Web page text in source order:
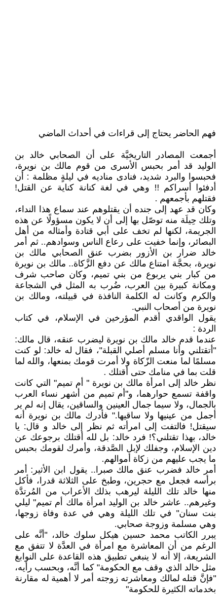
فهم الحاضر يحتاج إلى قراءات في أحداث الماضي
أجمعت المصادر التاريخيَّة على أن الصحابي خالد بن
الوليد قد أمر بحبس الأسرى من قوم مالك بن نويرة،
فحبسوا والبرد شديد، فنادى مناديه في ليلةٍ مظلمة : أن
أدفئوا أسراكم !! وهي في لغة كنانة كناية عن القتل!
فقتلهم بأجمعهم .
وكان قد عهد إلى جنده أن يقتلوهم عند سماع هذا النداء،
وتلك حِيلَة منه توصّل بها إلى أن لا يكون مسؤولًا عن هذه
الجريمة، لكنها لم تخف على أبي قتادة وأمثاله من أهل
البصائر، وإنما خفيت على رعاع الناس وسوادهم.. ثم أمر
خالد ضرار بن الأزور بضرب عنق الصحابي مالك بن
نويرة، بحجَّة امتناع مالك عن دفع الزَّكاة.. مالك بن نويرة
من كبار بني يربوع من بني تميم، وكان صاحب شرف
ومكانة كبيرة بين العرب، ضُرب به المثل في الشجاعة
والكرم وكانت له الكلمة النافذة في قبيلته، ومالك بن
نويرة من أصحاب النبي.
يقول الواقدي أقدم المؤرخين في الإسلام، في كتاب
الردة :
عندما قدم خالد مالك بن نويرة ليضرب عنقه، قال مالك:
"أتقتلني وأنا مسلم أصلي القبلة"، فقال له خالد: لو كنت
مسلمًا لما منعت الزّكاة ولا أمرت قومك بمنعها، والله لما
قلت بما في منامك حتى أقتلك .
نظر خالد إلى امرأة مالك بن نويرة " أم تميم" التي كانت
واقفة تسمع حوارهما، و"أم تميم من أشهر نساء العرب
بالجمال، ولا سيما جمال العينين والساقين، يقال إنه لم ير
أجمل من عينيها ولا ساقيها." فأدرك مالك بن نويرة أنه
سيقتل! فالتفت إلى امرأته ثم نظر إلى خالد و قال: يا
خالد، بهذا تقتلني؟! فرد خالد: بل لله أقتلك برجوعك عن
دين الإسلام، وجفلك لإبل الصَّدقة، وأمرك لقومك بحبس
ما يجب عليهم من زكاة أموالهم.
أمر خالد فضرب عنق مالك صبرا.. يقول ابن الأثير: أمر
برأسه فجعل مع حجرين، وطبخ على الثلاثة قدرا، فأكل
منها خالد تلك الليلة ليرهب بذلك الأعراب من المُرتدَّة
وغيرهم.. عاشر خالد بن الوليد امرأة مالك أم تميم" ليلي
بنت سنان" في تلك الليلة وهي في عدة وفاة زوجها،
وهي مسلمة وزوجة صحابي.
يبرر الكاتب محمد حسين هيكل سلوك خالد، "أنَّه على
الرغم من أن المعاشرة مع امرأة في العدَّة لا تتفق مع
الشريعة، إلا أنه لا ينبغي تطبيق هذه القاعدة على النوابغ
مثل خالد الذي وقف مع الحكومة" كما أنَّه، وبحسب رأيه،
"فإنَّ قتله لمالك ومعاشرته زوجته أمر لا أهمية له مقارنة
بخدماته الكثيرة للحكومة"